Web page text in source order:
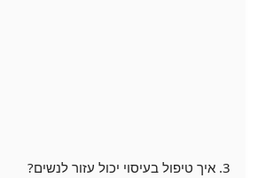
3. איך טיפול בעיסוי יכול עזור לנשים?